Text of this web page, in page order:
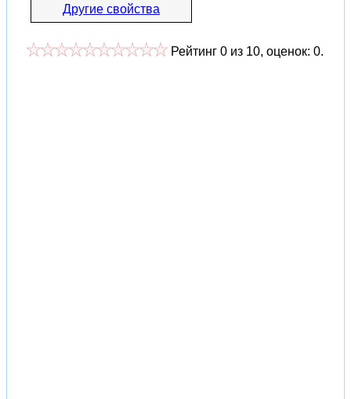
Другие свойства
Рейтинг 0 из 10, оценок: 0.